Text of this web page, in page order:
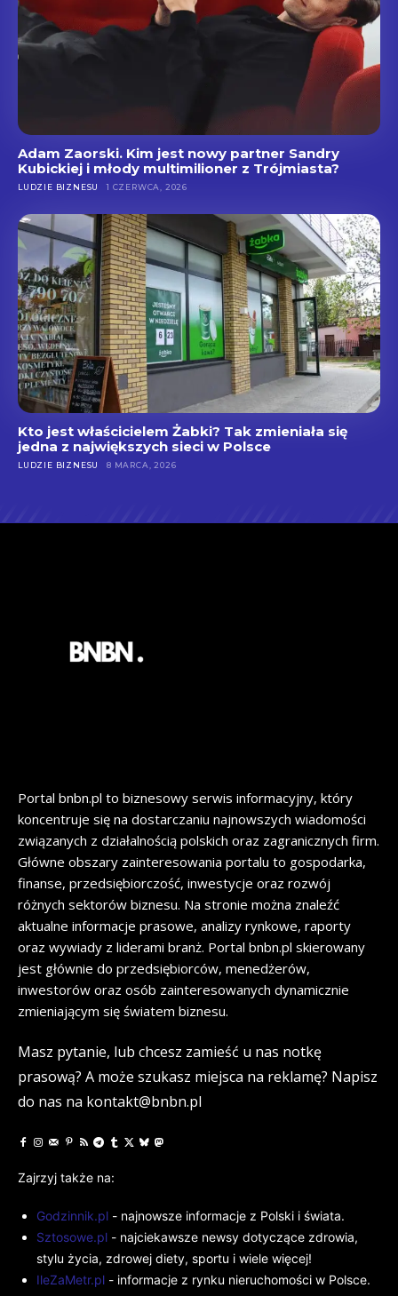
Adam Zaorski. Kim jest nowy partner Sandry
Kubickiej i młody multimilioner z Trójmiasta?
LUDZIE BIZNESU 1 CZERWCA, 2026
Kto jest właścicielem Żabki? Tak zmieniała się
jedna z największych sieci w Polsce
LUDZIE BIZNESU 8 MARCA, 2026
Portal bnbn.pl to biznesowy serwis informacyjny, który
koncentruje się na dostarczaniu najnowszych wiadomości
związanych z działalnością polskich oraz zagranicznych firm.
Główne obszary zainteresowania portalu to gospodarka,
finanse, przedsiębiorczość, inwestycje oraz rozwój
różnych sektorów biznesu. Na stronie można znaleźć
aktualne informacje prasowe, analizy rynkowe, raporty
oraz wywiady z liderami branż. Portal bnbn.pl skierowany
jest głównie do przedsiębiorców, menedżerów,
inwestorów oraz osób zainteresowanych dynamicznie
zmieniającym się światem biznesu.
Masz pytanie, lub chcesz zamieść u nas notkę
prasową? A może szukasz miejsca na reklamę? Napisz
do nas na kontakt@bnbn.pl
Zajrzyj także na:
Godzinnik.pl - najnowsze informacje z Polski i świata.
Sztosowe.pl - najciekawsze newsy dotyczące zdrowia,
stylu życia, zdrowej diety, sportu i wiele więcej!
IleZaMetr.pl - informacje z rynku nieruchomości w Polsce.